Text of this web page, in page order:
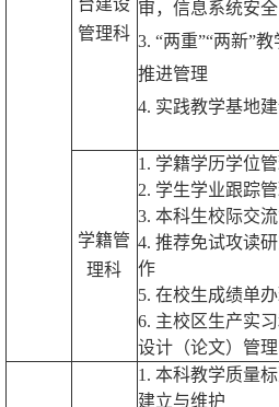
台建设
管理科
审，信息系统安全
3. “两重”“两新”教
推进管理
4. 实践教学基地
学籍管
理科
1. 学籍学历学位
2. 学生学业跟踪
3. 本科生校际交
4. 推荐免试攻读
作
5. 在校生成绩单
6. 主校区生产实
设计（论文） 管理
1. 本科教学质量
建立与维护